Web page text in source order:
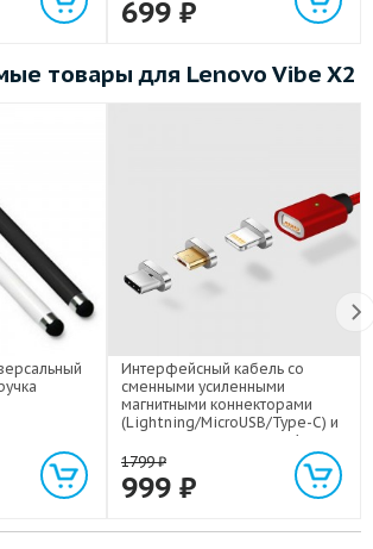
699 ₽
товары для Lenovo Vibe X2
Интерфейсный кабель со
сменными усиленными
магнитными коннекторами
(Lightning/MicroUSB/Type-C) и
световым индикатором 1м
1799₽
999 ₽